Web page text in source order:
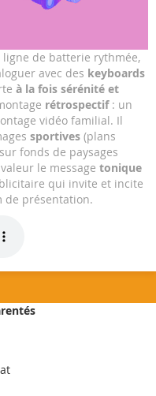
ligne de batterie rythmée,
avec des keyboards
à la fois sérénité et
rétrospectif: un
vidéo familial. Il
sportives (plans
fonds de paysages
le message tonique
qui invite et incite
de présentation.